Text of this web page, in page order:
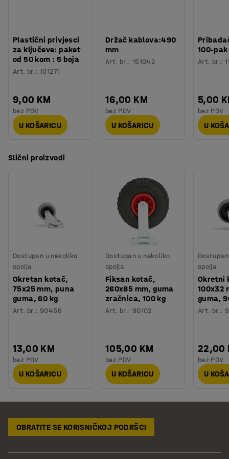
Plastični privjesci
za ključeve: paket
od 50 kom : 5 boja
Art. br.:101271
9,00 KM
bez PDV
U KOŠARICU
Držač kablova:490
mm
Art. br.: 151042
16,00 KM
bez PDV
U KOŠARICU
100-pak
Art. br.:
5,00
bez PDV
U
Slični proizvodi
Dostupan u nekoliko
opcija
Okretan kotač,
75x25 mm, puna
guma, 60 kg
Art. br.: 90456
13,00 KM
bez PDV
U KOŠARICU
Dostupan u nekoliko
opcija
Fiksan kotač,
260x85 mm, guma
zračnica, 100 kg
Art. br.: 90102
105,00 KM
bez PDV
U KOŠARICU
opcija
Okretni
100x32
guma,
Art. br.:
22,00
bez PDV
U
OBRATITE SE KORISNIČKOJ PODRŠCI